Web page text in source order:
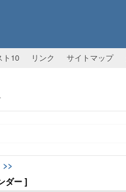
ト10 リンク サイトマップ
>>
ダー ]